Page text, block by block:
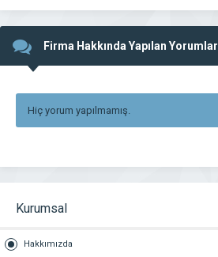
Firma Hakkında Yapılan Yorumlar
Hiç yorum yapılmamış.
Kurumsal
Hakkımızda